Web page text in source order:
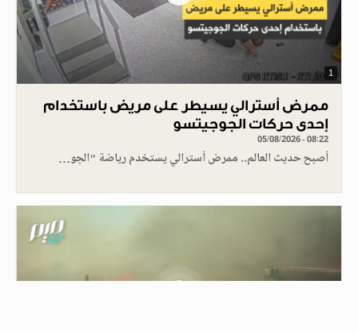
1
ممرض أسترالي يسيطر على مريض باستخدام
إحدى حركات الجوجيتسو
05/08/2026 - 08:22
أصبح حديث العالم.. ممرض أسترالي يستخدم رياضة "الجو…